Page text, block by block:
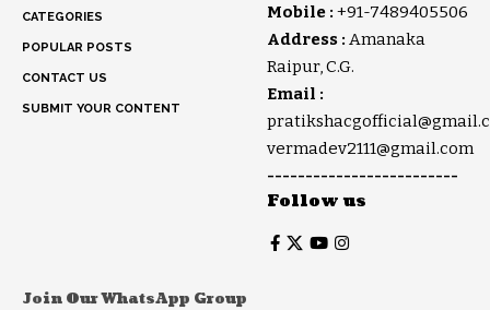
CATEGORIES
POPULAR POSTS
CONTACT US
SUBMIT YOUR CONTENT
Mobile : +91-7489405506
Address : Amanaka
Raipur, C.G.
Email :
vermadev2111@gmail.com
-------------------------
Follow us
Join Our WhatsApp Group